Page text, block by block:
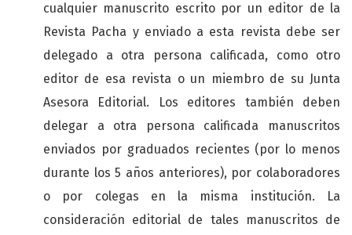
cualquier manuscrito escrito por un editor de la
Revista Pacha y enviado a esta revista debe ser
delegado a otra persona calificada, como otro
editor de esa revista o un miembro de su Junta
Asesora Editorial. Los editores también deben
delegar a otra persona calificada manuscritos
enviados por graduados recientes (por lo menos
durante los 5 años anteriores), por colaboradores
o por colegas en la misma institución. La
consideración editorial de tales manuscritos de